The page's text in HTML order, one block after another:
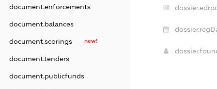
document.enforcements
document.balances
document.scorings new!
document.tenders
document.publicfunds